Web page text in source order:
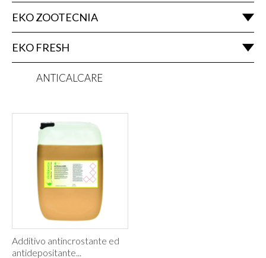
EKO ZOOTECNIA
EKO FRESH
ANTICALCARE
Additivo antincrostante ed
antidepositante...